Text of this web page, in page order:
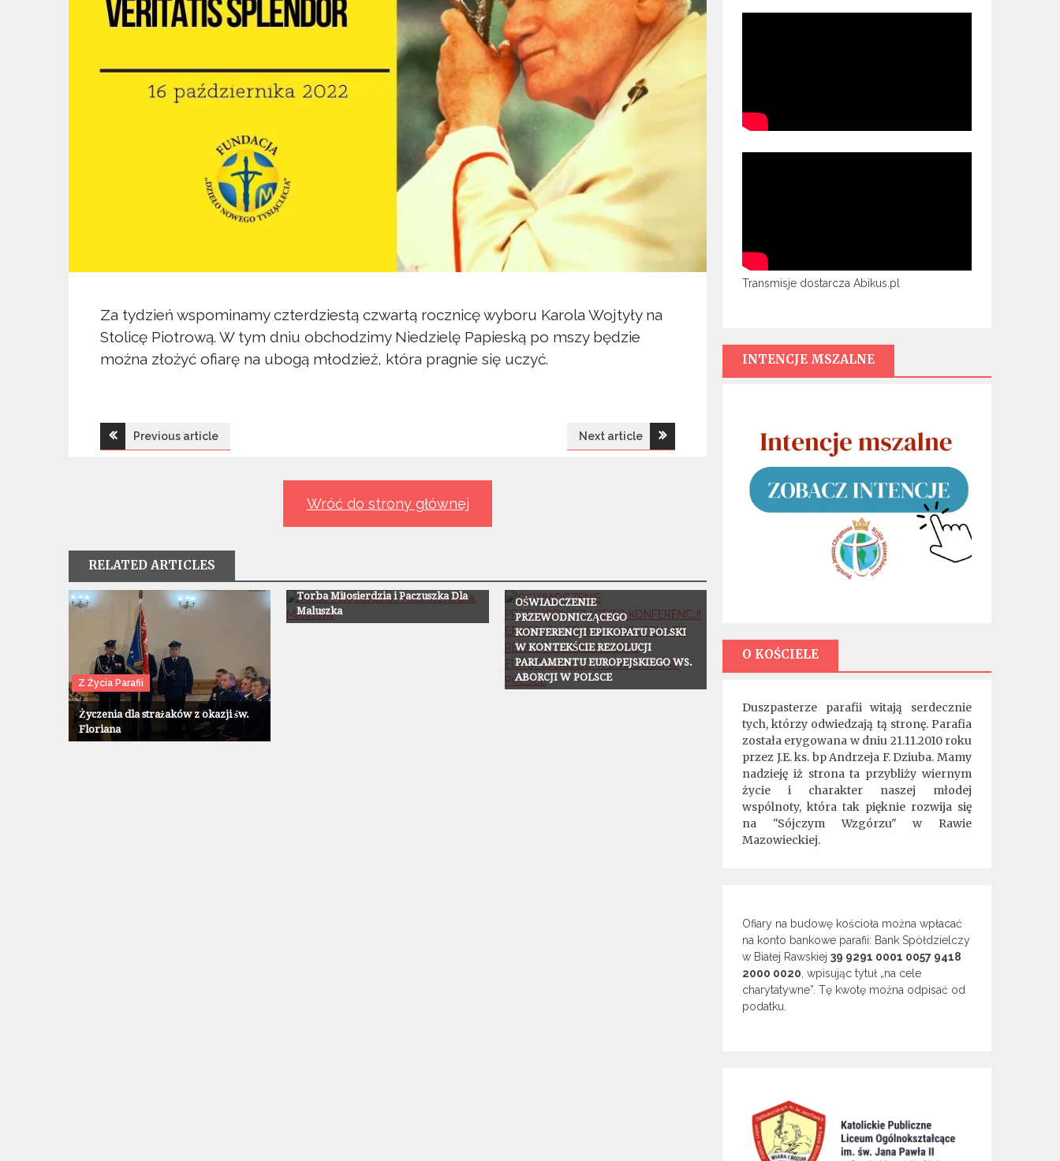
Za tydzień wspominamy czterdziestą czwartą rocznicę wyboru Karola Wojtyły na
Stolicę Piotrową. W tym dniu obchodzimy Niedzielę Papieską po mszy będzie
można złożyć ofiarę na ubogą młodzież, która pragnie się uczyć.
Nawigacja
Previous article Next article
Wróć do strony głównej
RELATED ARTICLES
Z Życia Parafii
Życzenia dla strażaków z okazji św.
Floriana
Torba Miłosierdzia i Paczuszka Dla
Maluszka
OŚWIADCZENIE
PRZEWODNICZĄCEGO
KONFERENCJI EPIKOPATU POLSKI
W KONTEKŚCIE REZOLUCJI
PARLAMENTU EUROPEJSKIEGO WS.
ABORCJI W POLSCE
Transmisje dostarcza Abikus.pl
INTENCJE MSZALNE
O KOŚCIELE
Duszpasterze parafii witają serdecznie
tych, którzy odwiedzają tą stronę. Parafia
została erygowana w dniu 21.11.2010 roku
przez J.E. ks. bp Andrzeja F. Dziuba. Mamy
nadzieję iż strona ta przybliży wiernym
życie i charakter naszej młodej
wspólnoty, która tak pięknie rozwija się
na "Sójczym Wzgórzu" w Rawie
Mazowieckiej.
Ofiary na budowę kościoła można wpłacać
na konto bankowe parafii: Bank Spółdzielczy
w Białej Rawskiej 39 9291 0001 0057 9418
2000 0020 , wpisując tytuł „na cele
charytatywne”. Tę kwotę można odpisać od
podatku.